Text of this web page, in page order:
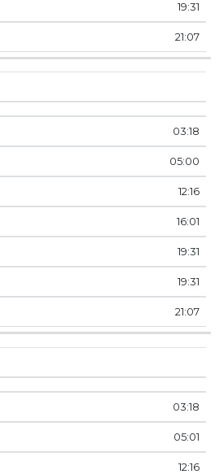
19:31
21:07
03:18
05:00
12:16
16:01
19:31
19:31
21:07
03:18
05:01
12:16